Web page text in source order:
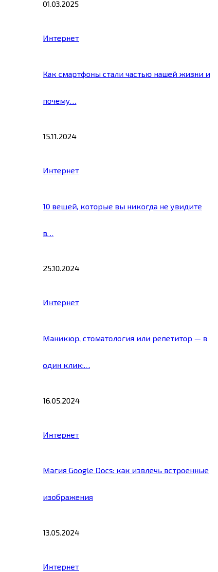
01.03.2025
Интернет
Как смартфоны стали частью нашей жизни и
почему…
15.11.2024
Интернет
10 вещей, которые вы никогда не увидите
в…
25.10.2024
Интернет
Маникюр, стоматология или репетитор — в
один клик:…
16.05.2024
Интернет
Магия Google Docs: как извлечь встроенные
изображения
13.05.2024
Интернет